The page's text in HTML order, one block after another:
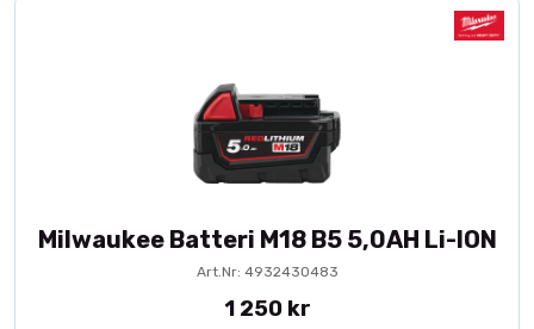
Milwaukee Batteri M18 B5 5,0AH Li-ION
Art.Nr: 4932430483
1 250 kr